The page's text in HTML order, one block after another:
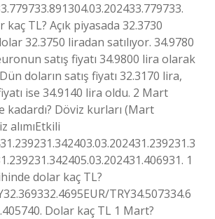
TL? Açık piyasada 32.3730
32.3750 liradan satılıyor. 34.9780
satış fiyatı 34.9800 lira olarak
doların satış fiyatı 32.3170 lira,
ise 34.9140 lira oldu. 2 Mart
kadardı? Döviz kurları (Mart
alımıEtkili
1
dolar kaç TL?
TRY34.507334.6
Dolar kaç TL 1 Mart?